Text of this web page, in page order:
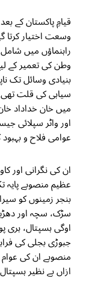
قیامِ پاکستان کے
وسعت اختیار
راہنماؤں میں
وطن کی تعمیر
بنیادی وسائل تک
سیاہی کی قلت
میں خان خداداد
اور واٹر سپلائی
عوامی فلاح و
ان کی نگرانی اور
عظیم منصوبے پایہ
بنجر زمینوں کو
سڑک، سچہ اور
اوگی ہسپتال، ہری
جبوڑی بجلی کی
منصوبے ان کی
ازاں بے نظیر